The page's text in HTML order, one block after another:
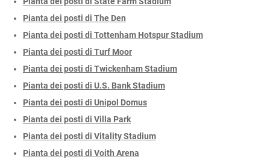
Pianta dei posti di The Den
Pianta dei posti di Tottenham Hotspur Stadium
Pianta dei posti di Turf Moor
Pianta dei posti di Twickenham Stadium
Pianta dei posti di U.S. Bank Stadium
Pianta dei posti di Unipol Domus
Pianta dei posti di Villa Park
Pianta dei posti di Vitality Stadium
Pianta dei posti di Voith Arena